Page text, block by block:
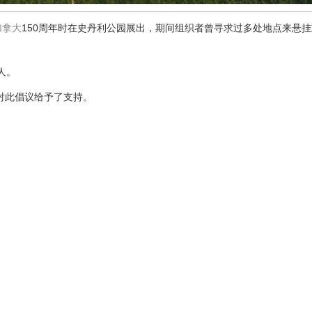
拿大150周年时在史丹利公园展出，期间组织者曾寻求过多处地点来悬
此倡议给予了支持。